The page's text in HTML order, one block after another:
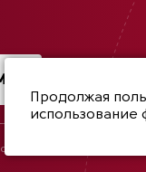
Продолжая
использование